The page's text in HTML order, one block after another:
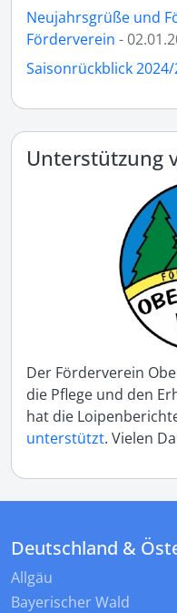
Neujahrsgrüße und
Förderverein -
Saisonrückblick
Unterstützung
Der Förderverein
die Pflege und den
hat die
unterstützt. Vielen
Deutschland &
Allgäu
Bayerischer Wald